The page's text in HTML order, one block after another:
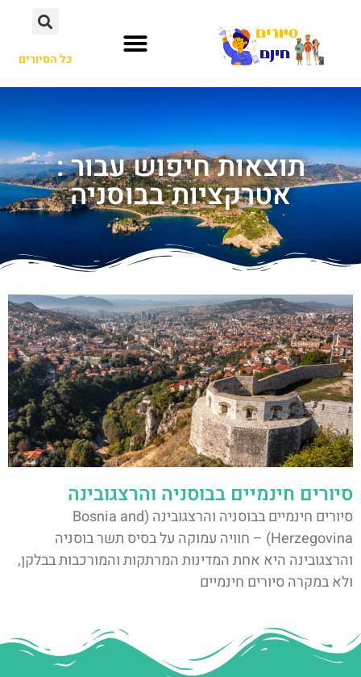
כל הסיורים
תוצאות חיפוש עבור :
אטרקציות בבוסניה
סיורים חינמיים בבוסניה והרצגובינה
סיורים חינמיים בבוסניה והרצגובינה (Bosnia and
Herzegovina) – חוויה עמוקה על בסיס תשר בוסניה
והרצגובינה היא אחת המדינות המרתקות והמורכבות בבלקן,
ולא במקרה סיורים חינמיים